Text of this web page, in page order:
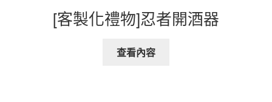
[客製化禮物]忍者開酒器
查看內容